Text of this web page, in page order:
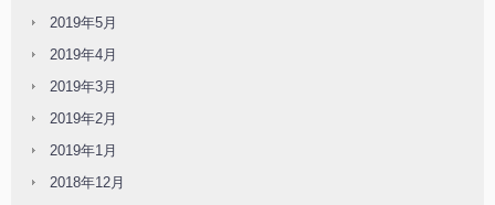
2019年5月
2019年4月
2019年3月
2019年2月
2019年1月
2018年12月